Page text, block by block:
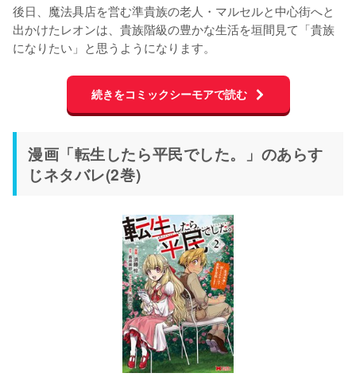
後日、魔法具店を営む準貴族の老人・マルセルと中心街へと
出かけたレオンは、貴族階級の豊かな生活を垣間見て「貴族
になりたい」と思うようになります。
続きをコミックシーモアで読む
漫画「転生したら平民でした。」のあらす
じネタバレ(2巻)